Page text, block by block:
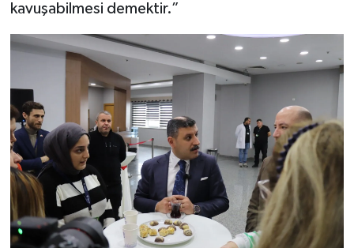
kavuşabilmesi demektir.”